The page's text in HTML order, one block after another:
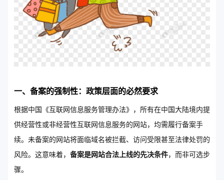
一、备案的强制性：政策层面的必然要求
根据中国《互联网信息服务管理办法》，所有在中国大陆境内提
供经营性或非经营性互联网信息服务的网站，均需履行备案手
续。未备案的网站将面临域名被拦截、访问受限甚至法律处罚的
风险。这意味着， 备案是网站合法上线的先决条件，而非可选步
骤。